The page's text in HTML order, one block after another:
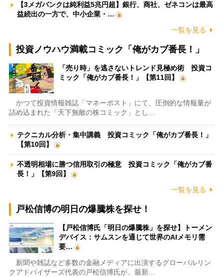
【3メガバンクは純利益5兆円超】銀行、商社、ゼネコンは最高
益続出の一方で、中小企業・…
一覧を見る
投資ノウハウ満載コミック「俺がカブ番長！」
「売り時」を逃さないトレンド見極め術 投資コ
ミック「俺がカブ番長！」【第11回】
かつて投資情報雑誌「マネーポスト」にて、圧倒的な情報量が
詰め込まれた「天下無敵の株コミック」とし…
テクニカル分析・集中講義 投資コミック「俺がカブ番長！」
【第10回】
不透明相場に勝つ信用取引の極意 投資コミック「俺がカブ番
長！」【第9回】
一覧を見る
戸松信博の明日の爆騰株を探せ！
【戸松信博氏「明日の爆騰株」を探せ】トーメン
デバイス：サムスンを通じて世界のAIメモリ需
要…
新聞や雑誌など多数の金融メディアに出演するグローバルリン
クアドバイザーズ代表の戸松信博氏が、最新…